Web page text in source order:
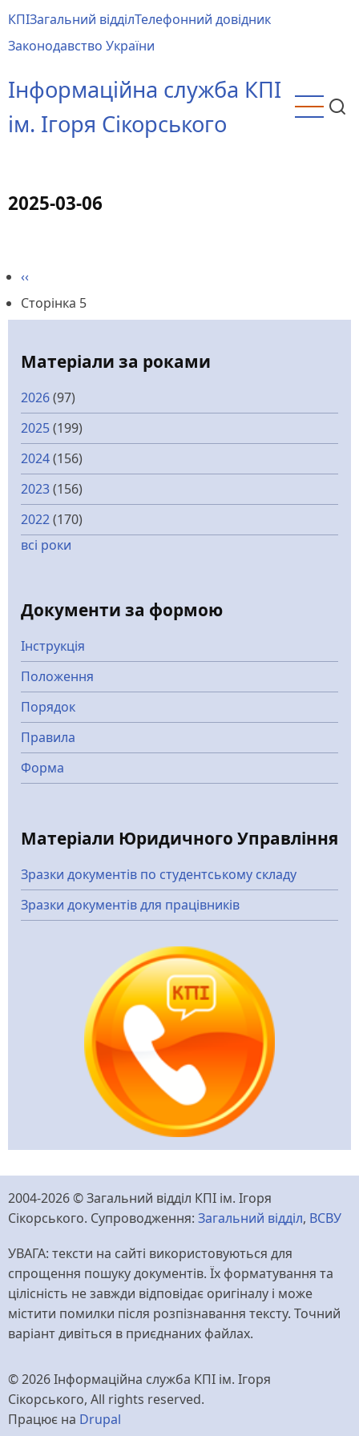
до
основного
КПІЗагальний відділТелефонний довідник
Законодавство України
Інформаційна служба КПІ
ім. Ігоря Сікорського
2025-03-06
на
Попередня
сторінка
‹‹
Сторінка 5
Матеріали за роками
2026(97)
2025(199)
2024(156)
2023(156)
2022(170)
всі роки
Документи за формою
Інструкція
Положення
Порядок
Правила
Форма
Матеріали Юридичного Управління
Зразки документів по студентському складу
Зразки документів для працівників
2004-2026 © Загальний відділ КПІ ім. Ігоря
Сікорського. Супроводження: Загальний відділ, ВСВУ
УВАГА: тексти на сайті використовуються для
спрощення пошуку документів. Їх форматування та
цілісність не завжди відповідає оригіналу і може
містити помилки після розпізнавання тексту. Точний
варіант дивіться в приєднаних файлах.
© 2026 Інформаційна служба КПІ ім. Ігоря
Сікорського, All rights reserved.
Працює на Drupal